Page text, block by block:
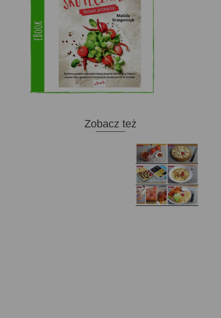
Zobacz też
Domowy ketchup (bez
cukru)
Tarta francuska z
cebulą i pomidorem
Domowe żelki
Zupa kurkowa z
selerem i pietruszką